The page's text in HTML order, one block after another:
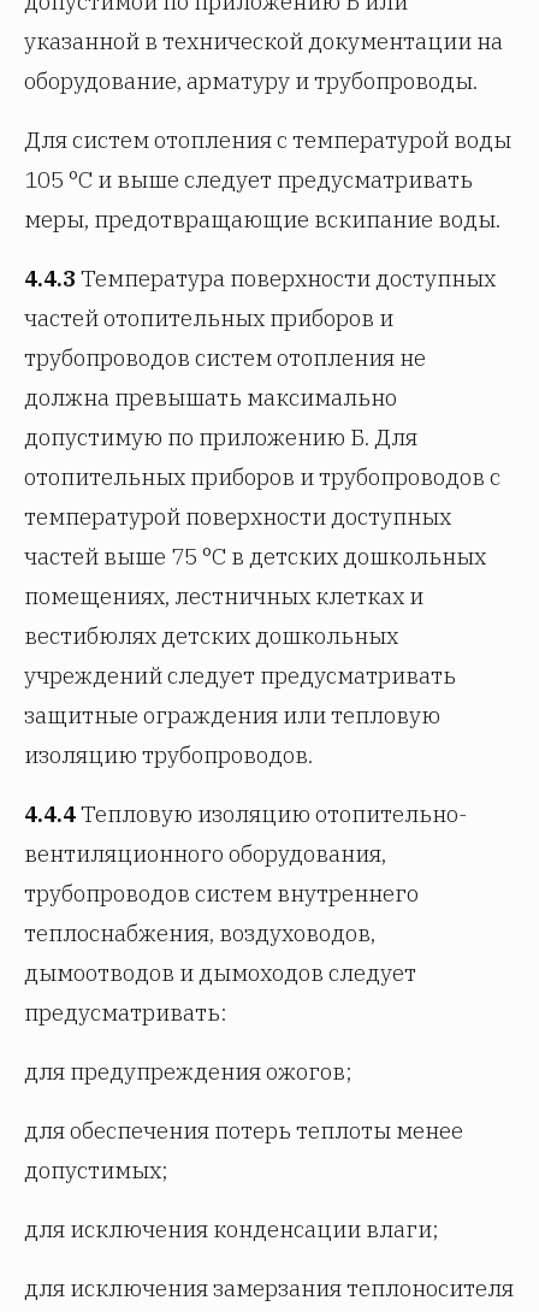
указанной в технической документации на
оборудование, арматуру и трубопроводы.
Для систем отопления с температурой воды
105 °C и выше следует предусматривать
меры, предотвращающие вскипание воды.
4.4.3 Температура поверхности доступных
частей отопительных приборов и
трубопроводов систем отопления не
должна превышать максимально
допустимую по приложению Б. Для
отопительных приборов и трубопроводов с
температурой поверхности доступных
частей выше 75 °C в детских дошкольных
помещениях, лестничных клетках и
вестибюлях детских дошкольных
учреждений следует предусматривать
защитные ограждения или тепловую
изоляцию трубопроводов.
4.4.4Тепловую изоляцию отопительно-
вентиляционного оборудования,
трубопроводов систем внутреннего
теплоснабжения, воздуховодов,
дымоотводов и дымоходов следует
предусматривать:
для предупреждения ожогов;
для обеспечения потерь теплоты менее
допустимых;
для исключения конденсации влаги;
для исключения замерзания теплоносителя